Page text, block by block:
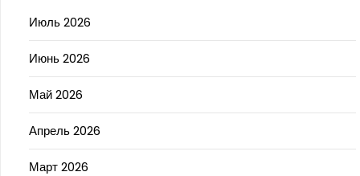
Июль 2026
Июнь 2026
Май 2026
Апрель 2026
Март 2026